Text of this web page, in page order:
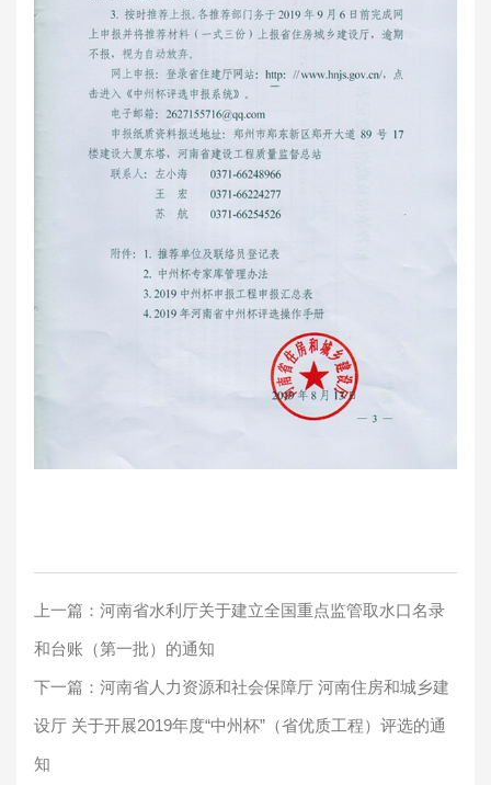
上一篇： 河南省水利厅关于建立全国重点监管取水口名录
和台账（第一批）的通知
下一篇： 河南省人力资源和社会保障厅 河南住房和城乡建
设厅 关于开展2019年度“中州杯”（省优质工程）评选的通
知